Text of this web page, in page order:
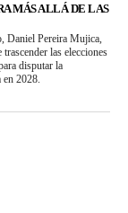
MÁS ALLÁ DE LAS
Daniel Pereira Mujica,
las elecciones
disputar la
en 2028.